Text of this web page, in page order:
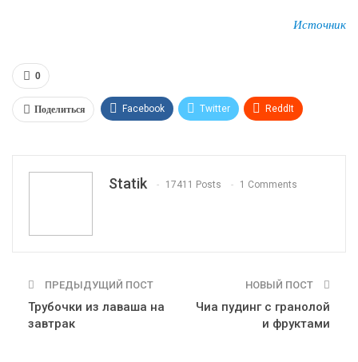
Источник
0
Поделиться Facebook Twitter ReddIt
Statik 17411 Posts 1 Comments
ПРЕДЫДУЩИЙ ПОСТ
Трубочки из лаваша на
завтрак
НОВЫЙ ПОСТ
Чиа пудинг с гранолой
и фруктами